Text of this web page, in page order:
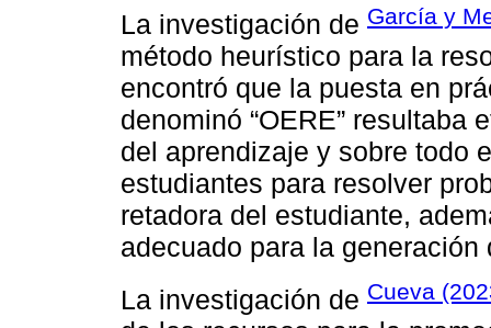
La investigación de García y
método heurístico para la
encontró que la puesta en
denominó “OERE” resultaba
del aprendizaje y sobre todo
estudiantes para resolver
retadora del estudiante,
adecuado para la
La investigación de Cueva